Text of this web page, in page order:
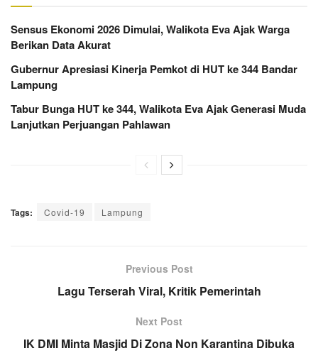
Sensus Ekonomi 2026 Dimulai, Walikota Eva Ajak Warga
Berikan Data Akurat
Gubernur Apresiasi Kinerja Pemkot di HUT ke 344 Bandar
Lampung
Tabur Bunga HUT ke 344, Walikota Eva Ajak Generasi Muda
Lanjutkan Perjuangan Pahlawan
Tags: Covid-19 Lampung
Previous Post
Lagu Terserah Viral, Kritik Pemerintah
Next Post
IK DMI Minta Masjid Di Zona Non Karantina Dibuka